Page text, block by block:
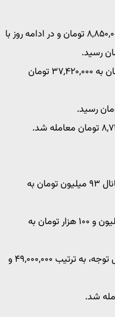
در ابتدای روز ۸,۸۵۰,۰۰۰ تومان و در ادامه روز با
نیز از ۳۸,۳۴۴,۰۰۰ تومان به ۳۷,۴۲۰,۰۰۰ تومان
با کاهش قابل توجه از کانال ۹۳ میلیون تومان به
با کاهش حدود ۱ میلیون و ۱۰۰ هزار تومان به
بدون تغییر قابل توجه، به ترتیب ۴۹,۰۰۰,۰۰۰ و